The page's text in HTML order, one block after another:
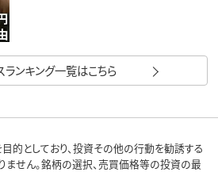
ランキング一覧はこちら
的としており、投資その他の行動を勧誘する
ません。銘柄の選択、売買価格等の投資の最